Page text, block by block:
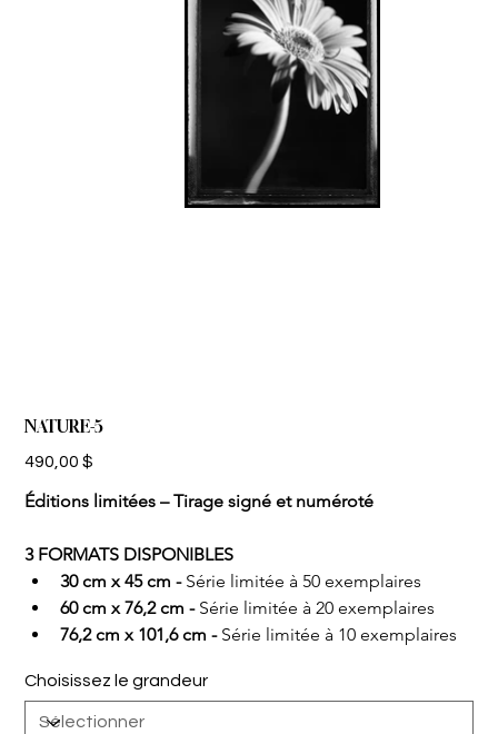
NATURE-5
Prix
490,00 $
Éditions limitées – Tirage signé et numéroté
3 FORMATS DISPONIBLES
30 cm x 45 cm - Série limitée à 50 exemplaires
60 cm x 76,2 cm - Série limitée à 20 exemplaires
76,2 cm x 101,6 cm - Série limitée à 10 exemplaires
Choisissez le grandeur